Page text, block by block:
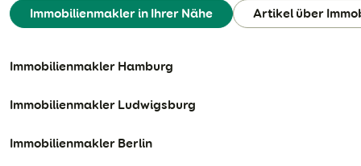
Immobilienmakler in Ihrer Nähe Artikel über
Immobilienmakler Hamburg
Immobilienmakler Ludwigsburg
Immobilienmakler Berlin